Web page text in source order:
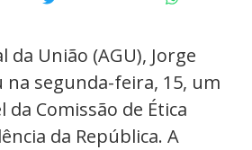
da União (AGU), Jorge
na segunda-feira, 15, um
Comissão de Ética
da República. A